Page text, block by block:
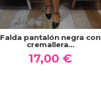
Falda pantalón negra con
cremallera...
17,00 €